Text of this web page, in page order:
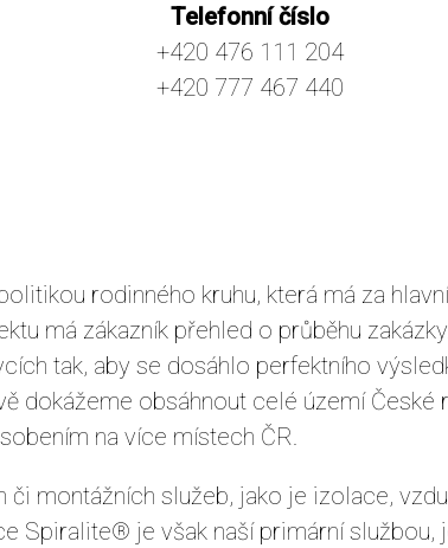
Telefonní číslo
+420 476 111 204
+420 777 467 440
rodinného kruhu, která má za
má zákazník přehled o průběhu
tak, aby se dosáhlo perfektního
dokážeme obsáhnout celé území České
na více místech ČR.
montážních služeb, jako je izolace,
Spiralite® je však naší primární